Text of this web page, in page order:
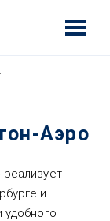
Аэро
реализует
и
удобного